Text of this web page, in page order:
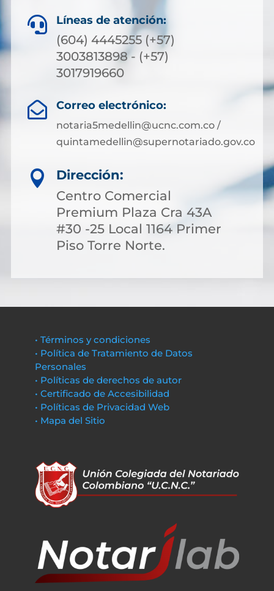
 Líneas de atención:
(604) 4445255 (+57)
3003813898 - (+57)
3017919660
 Correo electrónico:
notaria5medellin@ucnc.com.co /
quintamedellin@supernotariado.gov.co

Dirección:
Centro Comercial
Premium Plaza Cra 43A
#30 -25 Local 1164 Primer
Piso Torre Norte.
• Términos y condiciones
• Política de Tratamiento de Datos
Personales
• Políticas de derechos de autor
• Certificado de Accesibilidad
• Políticas de Privacidad Web
• Mapa del Sitio